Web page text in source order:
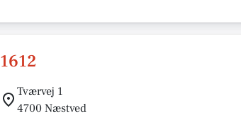
1612
Tværvej 1
4700 Næstved